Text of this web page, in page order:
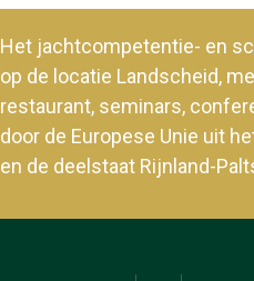
Het jachtcompetentie- en
op de locatie Landscheid,
restaurant, seminars,
door de Europese Unie uit
en de deelstaat Rijnland-